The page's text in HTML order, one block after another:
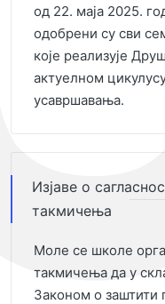
од 22. маја 2025.
одобрени су сви
које реализује
актуелном
усавршавања.
Изјаве о
такмичења
Моле се школе
такмичења да у
Законом о заштити